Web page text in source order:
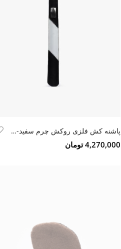
پاشنه کش فلزی روکش چرم سفید-مشکی
4,270,000 تومان